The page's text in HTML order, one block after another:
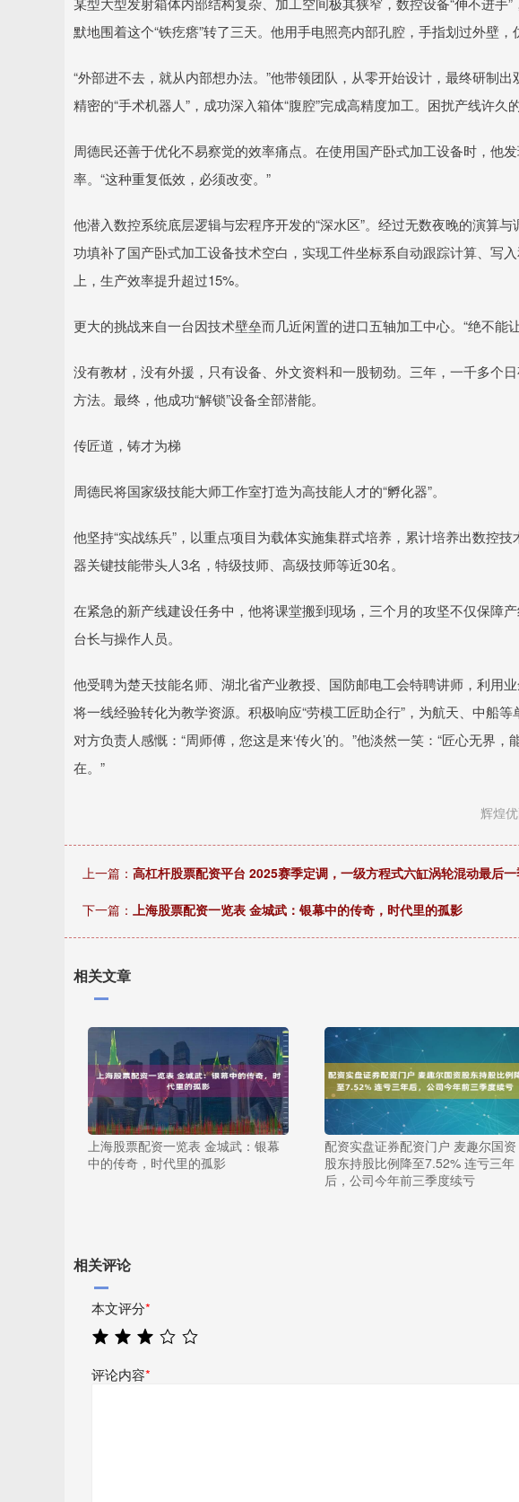
默地围着这个“铁疙瘩”转了三天。他用手电照亮内部孔腔，手指划过外壁，
“外部进不去，就从内部想办法。”他带领团队，从零开始设计，最终研制
精密的“手术机器人”，成功深入箱体“腹腔”完成高精度加工。困扰产线许久
周德民还善于优化不易察觉的效率痛点。在使用国产卧式加工设备时，他
率。“这种重复低效，必须改变。”
他潜入数控系统底层逻辑与宏程序开发的“深水区”。经过无数夜晚的演算
功填补了国产卧式加工设备技术空白，实现工件坐标系自动跟踪计算、写
上，生产效率提升超过15%。
更大的挑战来自一台因技术壁垒而几近闲置的进口五轴加工中心。“绝不能让
没有教材，没有外援，只有设备、外文资料和一股韧劲。三年，一千多个
方法。最终，他成功“解锁”设备全部潜能。
传匠道，铸才为梯
周德民将国家级技能大师工作室打造为高技能人才的“孵化器”。
他坚持“实战练兵”，以重点项目为载体实施集群式培养，累计培养出数控
器关键技能带头人3名，特级技师、高级技师等近30名。
在紧急的新产线建设任务中，他将课堂搬到现场，三个月的攻坚不仅保障
台长与操作人员。
他受聘为楚天技能名师、湖北省产业教授、国防邮电工会特聘讲师，利用
将一线经验转化为教学资源。积极响应“劳模工匠助企行”，为航天、中船
对方负责人感慨：“周师傅，您这是来‘传火’的。”他淡然一笑：“匠心无界
在。”
辉煌
上一篇： 高杠杆股票配资平台 2025赛季定调，一级方程式六缸涡轮混动最后
下一篇： 上海股票配资一览表 金城武：银幕中的传奇，时代里的孤影
相关文章
上海股票配资一览表 金城武：银幕
中的传奇，时代里的孤影
配资实盘证券配资门户 麦趣尔国资
股东持股比例降至7.52% 连亏三年
后，公司今年前三季度续亏
相关评论
本文评分*
评论内容*